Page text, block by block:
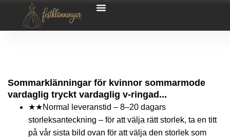
Sommarklänningar för kvinnor sommarmode
vardaglig tryckt vardaglig v-ringad...
★★Normal leveranstid – 8–20 dagars
storleksanteckning – för att välja rätt storlek, ta en titt
på vår sista bild ovan för att välja den storlek som